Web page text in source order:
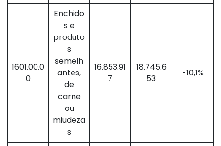
1601.00.0
0
Enchido
s e
produto
s
semelh
antes,
de
carne
ou
miudeza
s
16.853.91
7
18.745.6
53
-10,1%